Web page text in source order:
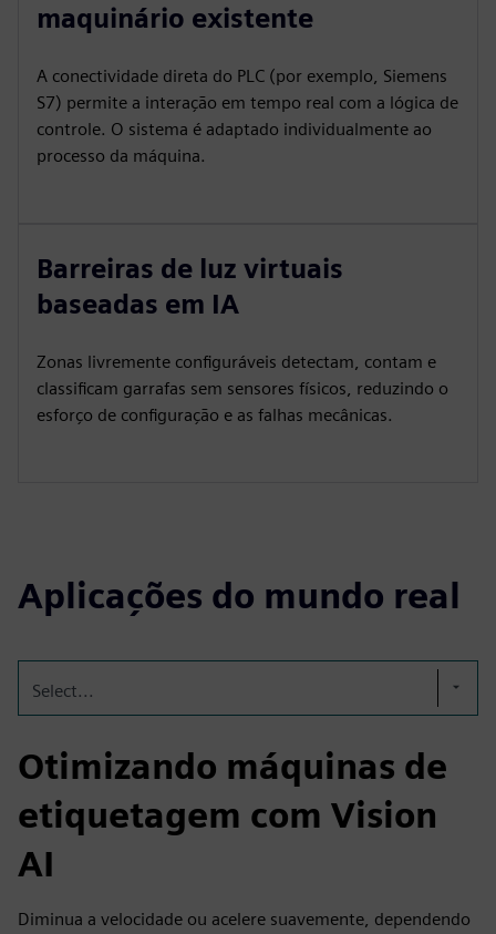
maquinário existente
A conectividade direta do PLC (por exemplo, Siemens
S7) permite a interação em tempo real com a lógica de
controle. O sistema é adaptado individualmente ao
processo da máquina.
Barreiras de luz virtuais
baseadas em IA
Zonas livremente configuráveis detectam, contam e
classificam garrafas sem sensores físicos, reduzindo o
esforço de configuração e as falhas mecânicas.
Aplicações do mundo real
Select...
Otimizando máquinas de
etiquetagem com Vision
AI
Diminua a velocidade ou acelere suavemente, dependendo